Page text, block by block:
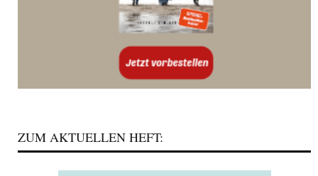
ZUM AKTUELLEN HEFT: